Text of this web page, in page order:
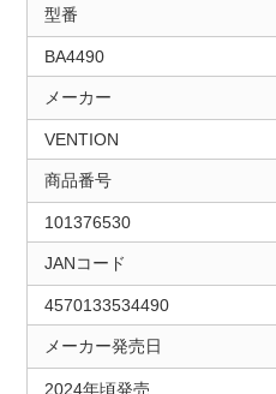
型番
BA4490
メーカー
VENTION
商品番号
101376530
JANコード
4570133534490
メーカー発売日
2024年頃発売